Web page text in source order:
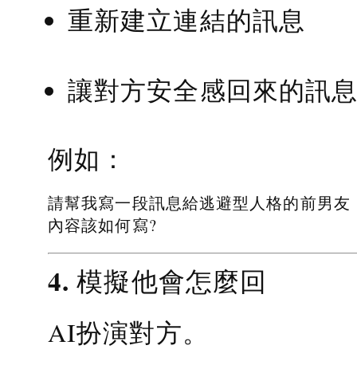
重新建立連結的訊息
讓對方安全感回來的訊
例如：
請幫我寫一段訊息給逃避型人格的前男友
內容該如何寫?
4. 模擬他會怎麼回
AI扮演對方。